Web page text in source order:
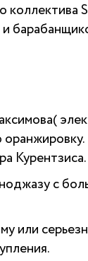
и
Курентзиса.
с
или